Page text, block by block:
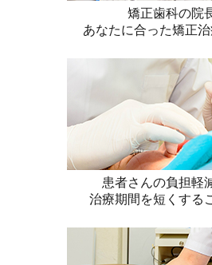
矯正歯科の院
あなたに合った矯正
患者さんの負担軽
治療期間を短くする